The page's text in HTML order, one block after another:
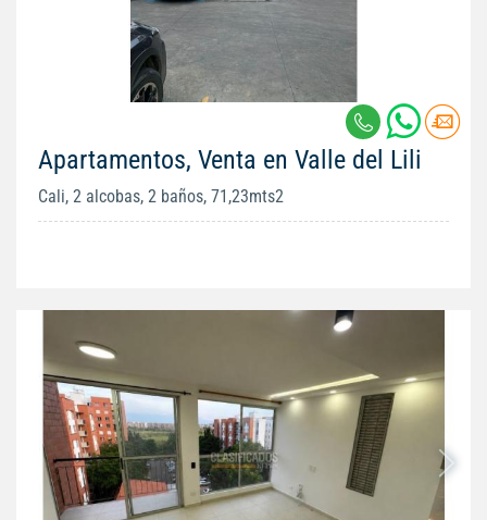
Apartamentos, Venta en Valle del Lili
Cali, 2 alcobas, 2 baños, 71,23mts2